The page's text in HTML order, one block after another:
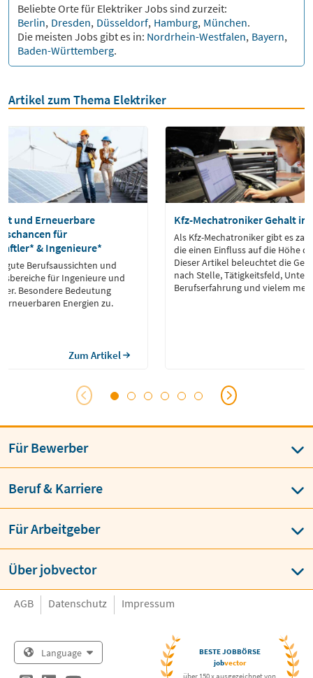
Beliebte Orte für ElektrikerJobs sind zurzeit:
Berlin, Dresden, Düsseldorf, Hamburg, München.
Die meisten Jobs gibt es in: Nordrhein-Westfalen, Bayern,
Baden-Württemberg.
Artikel zum Thema Elektriker
und Erneuerbare
für
& Ingenieure*
gute Berufsaussichten und
für Ingenieure und
Besondere Bedeutung
Energien zu.
Zum Artikel
Kfz-Mechatroniker Gehalt in
Als Kfz-Mechatroniker gibt es
die einen Einfluss auf die Höhe
Dieser Artikel beleuchtet die
nach Stelle, Tätigkeitsfeld,
Berufserfahrung und vielem
Für Bewerber
Beruf & Karriere
Für Arbeitgeber
Über jobvector
AGB Datenschutz Impressum
Language
BESTE JOBBÖRSE
jobvector
über 150 x ausgezeichnet von